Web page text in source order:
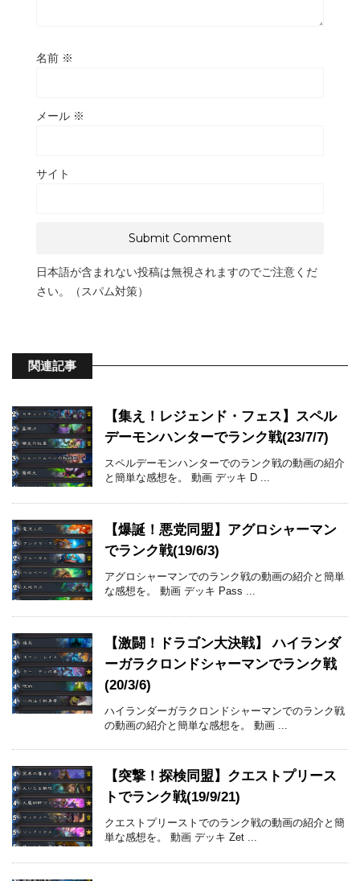
名前 ※
メール ※
サイト
日本語が含まれない投稿は無視されますのでご注意くだ
さい。（スパム対策）
関連記事
【集え！レジェンド・フェス】スペル
デーモンハンターでランク戦(23/7/7)
スペルデーモンハンターでのランク戦の動画の紹介
と簡単な感想を。 動画 デッキ D ...
【爆誕！悪党同盟】アグロシャーマン
でランク戦(19/6/3)
アグロシャーマンでのランク戦の動画の紹介と簡単
な感想を。 動画 デッキ Pass ...
【激闘！ドラゴン大決戦】 ハイランダ
ーガラクロンドシャーマンでランク戦
(20/3/6)
ハイランダーガラクロンドシャーマンでのランク戦
の動画の紹介と簡単な感想を。 動画 ...
【突撃！探検同盟】クエストプリース
トでランク戦(19/9/21)
クエストプリーストでのランク戦の動画の紹介と簡
単な感想を。 動画 デッキ Zet ...